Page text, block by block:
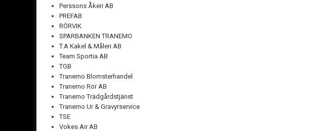
Perssons Åkeri AB
PREFAB
RÖRVIK
SPARBANKEN TRANEMO
T.A Kakel & Måleri AB
Team Sportia AB
TGB
Tranemo Blomsterhandel
Tranemo Rör AB
Tranemo Trädgårdstjänst
Tranemo Ur & Gravyrservice
TSE
Vokes Air AB